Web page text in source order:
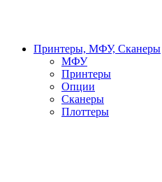
Принтеры, МФУ, Сканеры
МФУ
Принтеры
Опции
Сканеры
Плоттеры